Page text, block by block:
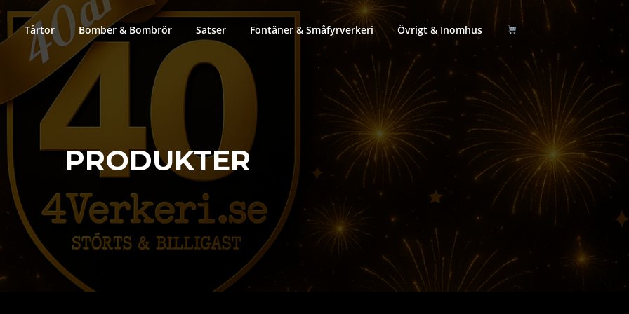
Tårtor Bomber & Bombrör Satser Fontäner & Småfyrverkeri Övrigt & Inomhus
PRODUKTER